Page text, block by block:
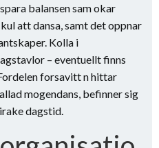
balansen sam okar
att dansa, samt det oppnar
Kolla i
– eventuellt finns
forsavitt n hittar
mogendans, befinner sig
dagstid.